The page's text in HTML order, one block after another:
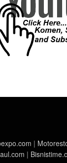
|
|